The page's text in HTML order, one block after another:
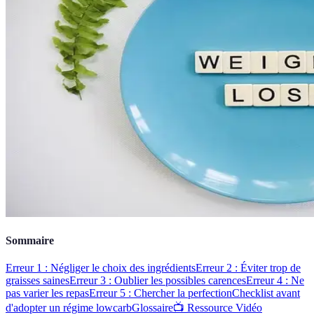
Sommaire
Erreur 1 : Négliger le choix des ingrédientsErreur 2 : Éviter trop de
graisses sainesErreur 3 : Oublier les possibles carencesErreur 4 : Ne
pas varier les repasErreur 5 : Chercher la perfectionChecklist avant
d'adopter un régime lowcarbGlossaire📺 Ressource Vidéo